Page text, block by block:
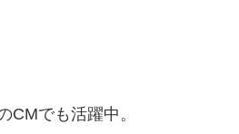
CMでも活躍中。